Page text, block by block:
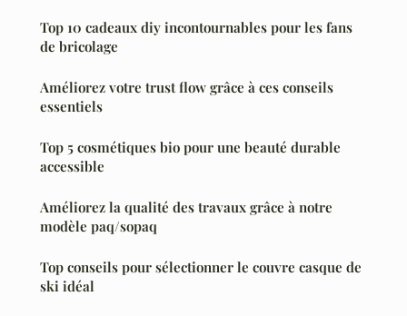
Top 10 cadeaux diy incontournables pour les fans
de bricolage
Améliorez votre trust flow grâce à ces conseils
essentiels
Top 5 cosmétiques bio pour une beauté durable
accessible
Améliorez la qualité des travaux grâce à notre
modèle paq/sopaq
Top conseils pour sélectionner le couvre casque de
ski idéal